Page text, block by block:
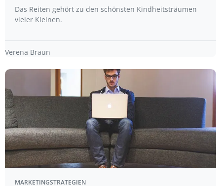
Das Reiten gehört zu den schönsten Kindheitsträumen
vieler Kleinen.
Verena Braun
MARKETINGSTRATEGIEN